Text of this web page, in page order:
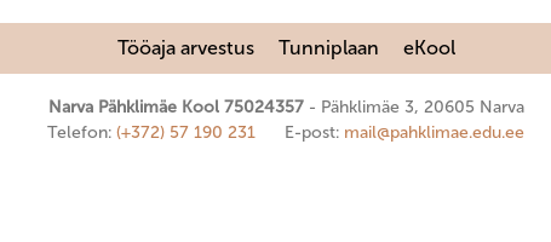
Tööaja arvestus Tunniplaan eKool
Narva Pähklimäe Kool 75024357
Pähklimäe 3, 20605 Narva
Telefon: (+372) 57 190 231 E-post: mail@pahklimae.edu.ee